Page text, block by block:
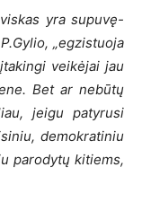
yra supuvę-
„egzistuoja
veikėjai jau
Bet ar nebūtų
jeigu patyrusi
demokratiniu
parodytų kitiems,